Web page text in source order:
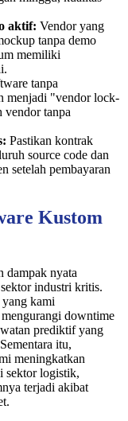
aktif: Vendor yang
tanpa demo
memiliki
tanpa
menjadi "vendor lock-
vendor tanpa
Pastikan kontrak
source code dan
setelah pembayaran
Kustom
dampak nyata
industri kritis.
yang kami
downtime
prediktif yang
itu,
meningkatkan
sektor logistik,
terjadi akibat